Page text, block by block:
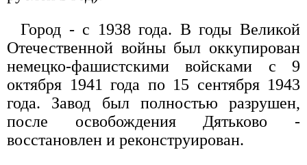
Город - с 1938 года. В годы Великой
Отечественной войны был оккупирован
немецко-фашистскими войсками с 9
октября 1941 года по 15 сентября 1943
года. Завод был полностью разрушен,
после освобождения Дятьково -
восстановлен и реконструирован.